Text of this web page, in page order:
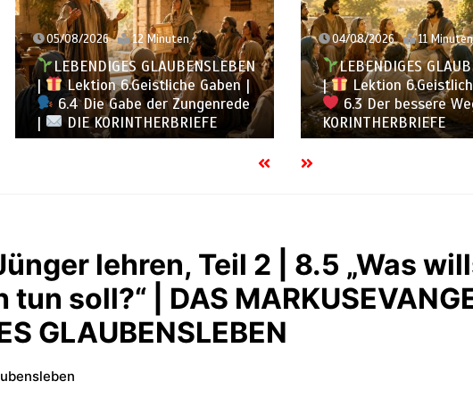
04/08/2026 11 Minuten
LEBENDIGES GLAUBENSLEBEN
|
Lektion 6.Geistliche Gaben |
6.3 Der bessere Weg |
DIE
KORINTHERBRIEFE
03/08/2026 12
LEBENDIGES
|
Lektion
6.2 Einheit durch
DIE KORINTHERBRIEFE
lehren, Teil 2 | 8.5 „Was
soll?“ | DAS
GLAUBENSLEBEN